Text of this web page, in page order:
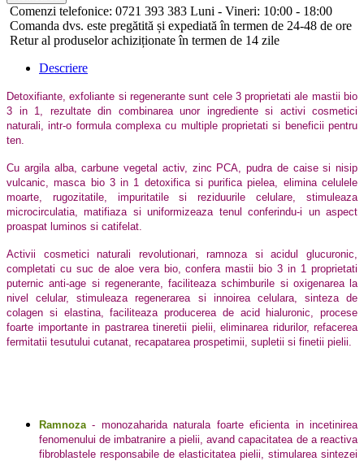
Comenzi telefonice: 0721 393 383 Luni - Vineri: 10:00 - 18:00
Comanda dvs. este pregătită și expediată în termen de 24-48 de ore
Retur al produselor achiziționate în termen de 14 zile
Descriere
Detoxifiante, exfoliante si regenerante sunt cele 3 proprietati ale mastii bio
3 in 1, rezultate din combinarea unor ingrediente si activi cosmetici
naturali, intr-o formula complexa cu multiple proprietati si beneficii pentru
ten.
Cu argila alba, carbune vegetal activ, zinc PCA, pudra de caise si nisip
vulcanic, masca bio 3 in 1 detoxifica si purifica pielea, elimina celulele
moarte, rugozitatile, impuritatile si reziduurile celulare, stimuleaza
microcirculatia, matifiaza si uniformizeaza tenul conferindu-i un aspect
proaspat luminos si catifelat.
Activii cosmetici naturali revolutionari, ramnoza si acidul glucuronic,
completati cu suc de aloe vera bio, confera mastii bio 3 in 1 proprietati
puternic anti-age si regenerante, faciliteaza schimburile si oxigenarea la
nivel celular, stimuleaza regenerarea si innoirea celulara, sinteza de
colagen si elastina, faciliteaza producerea de acid hialuronic, procese
foarte importante in pastrarea tineretii pielii, eliminarea ridurilor, refacerea
fermitatii tesutului cutanat, recapatarea prospetimii, supletii si finetii pielii.
Ramnoza - monozaharida naturala foarte eficienta in incetinirea
fenomenului de imbatranire a pielii, avand capacitatea de a reactiva
fibroblastele responsabile de elasticitatea pielii, stimularea sintezei